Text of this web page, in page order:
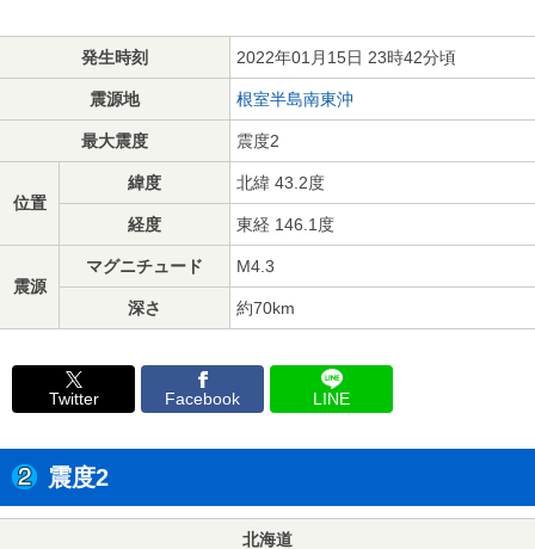
発生時刻 2022年01月15日 23時42分頃
震源地 根室半島南東沖
最大震度 震度2
位置
緯度 北緯 43.2度
経度 東経 146.1度
震源
マグニチュード M4.3
深さ 約70km
Twitter Facebook LINE
震度2
北海道